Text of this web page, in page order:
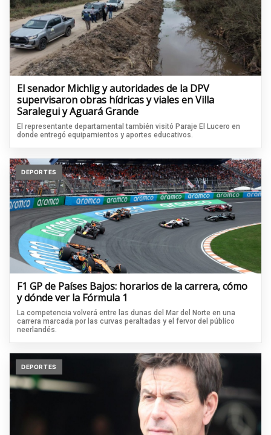
El senador Michlig y autoridades de la DPV
supervisaron obras hídricas y viales en Villa
Saralegui y Aguará Grande
El representante departamental también visitó Paraje El Lucero en
donde entregó equipamientos y aportes educativos.
DEPORTES
F1 GP de Países Bajos: horarios de la carrera, cómo
y dónde ver la Fórmula 1
La competencia volverá entre las dunas del Mar del Norte en una
carrera marcada por las curvas peraltadas y el fervor del público
neerlandés.
DEPORTES